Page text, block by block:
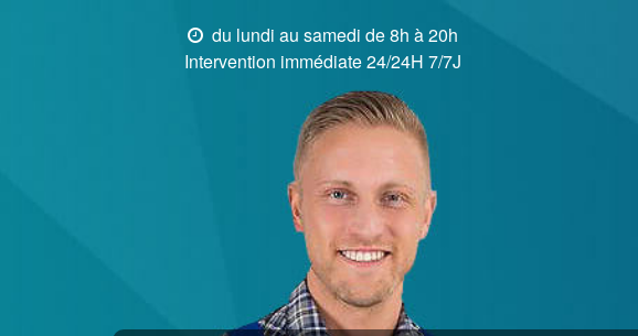
du lundi au samedi de 8h à 20h
Intervention immédiate 24/24H 7/7J